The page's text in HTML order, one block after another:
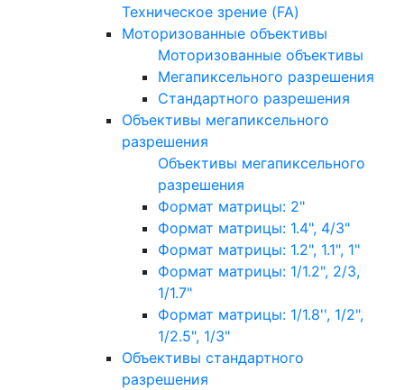
Техническое зрение (FA)
Моторизованные объективы
Моторизованные объективы
Мегапиксельного разрешения
Стандартного разрешения
Объективы мегапиксельного
разрешения
Объективы мегапиксельного
разрешения
Формат матрицы: 2"
Формат матрицы: 1.4", 4/3"
Формат матрицы: 1.2", 1.1", 1"
Формат матрицы: 1/1.2", 2/3,
1/1.7"
Формат матрицы: 1/1.8'', 1/2",
1/2.5", 1/3"
Объективы стандартного
разрешения